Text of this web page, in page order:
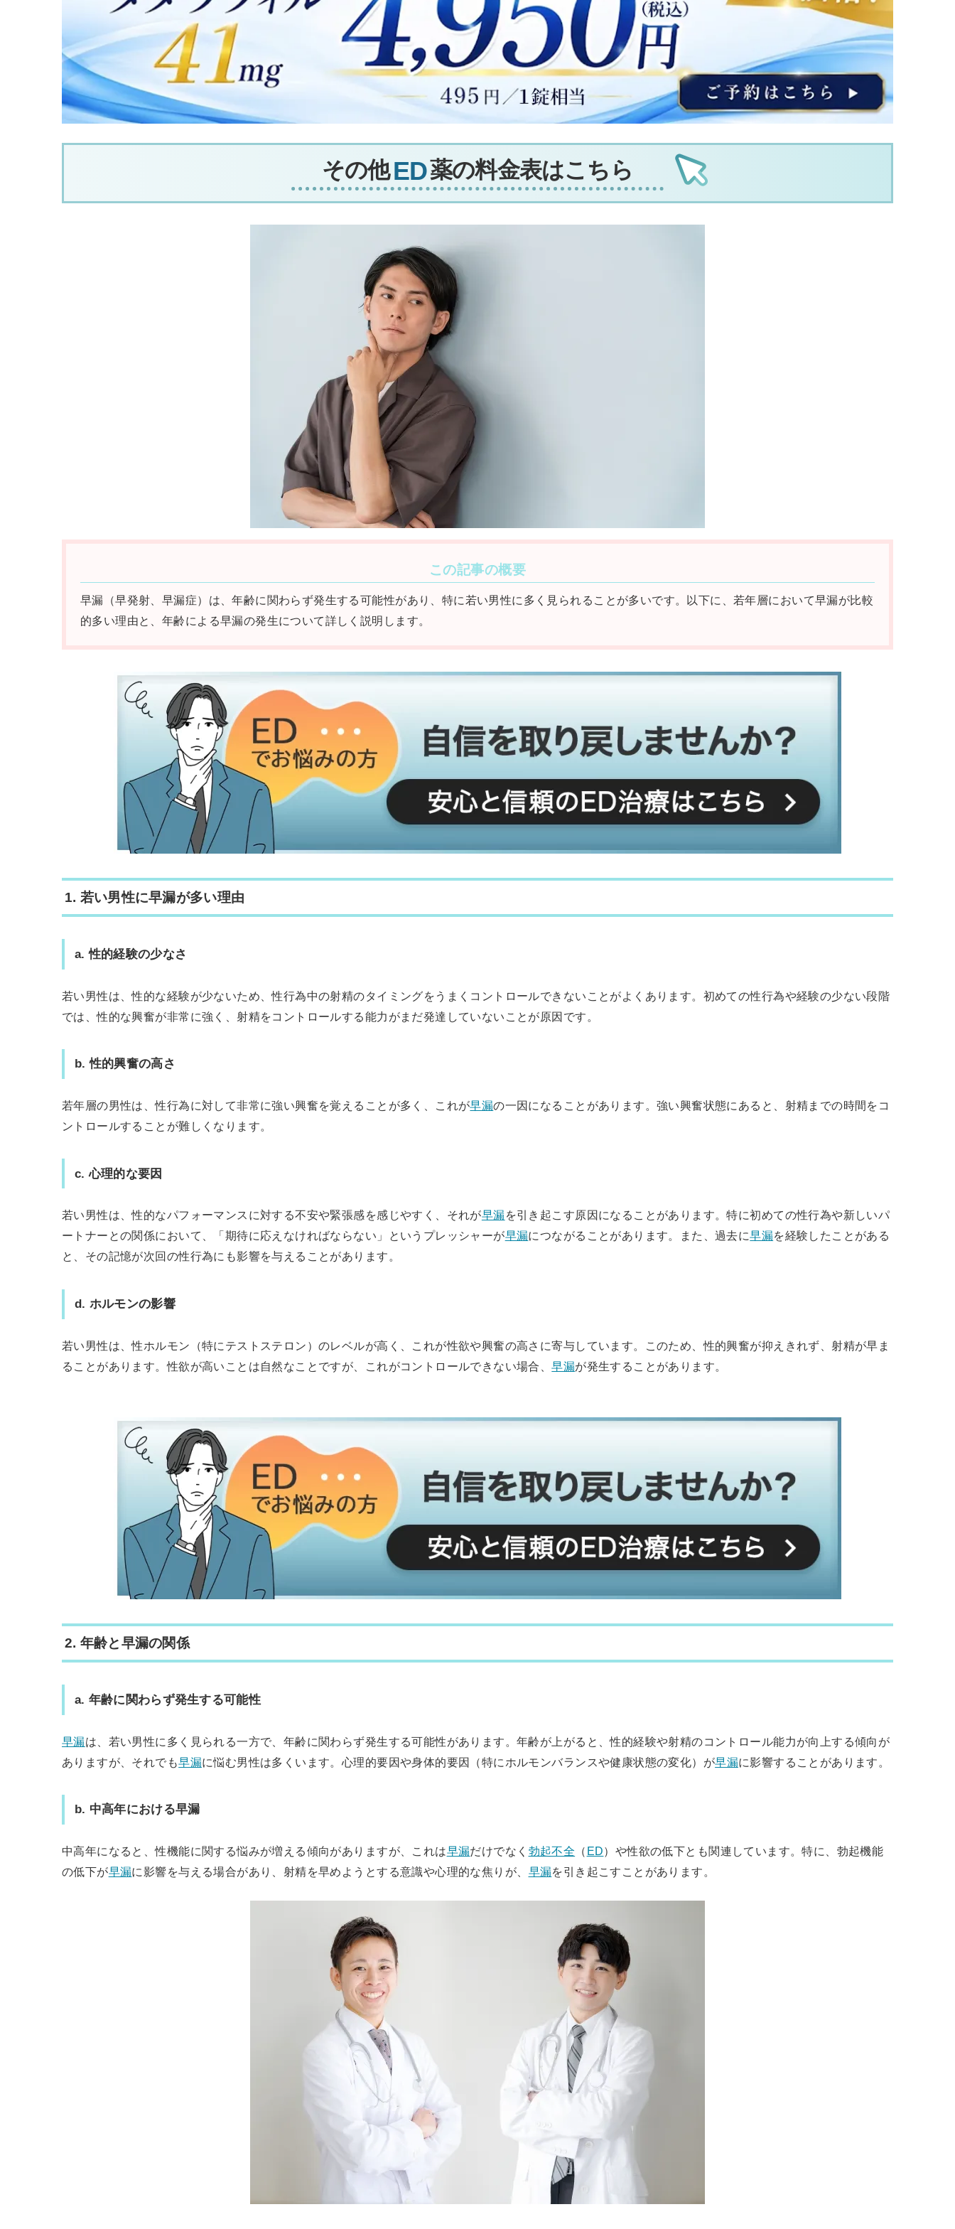
その他 薬の料金表はこちら
この記事の概要
早漏（早発射、早漏症）は、年齢に関わらず発生する可能性があり、特に若い男性に多く見られることが多いです。以下に、若年層において早漏が比較
的多い理由と、年齢による早漏の発生について詳しく説明します。
1. 若い男性に早漏が多い理由
a.性的経験の少なさ
若い男性は、性的な経験が少ないため、性行為中の射精のタイミングをうまくコントロールできないことがよくあります。初めての性行為や経験の少ない段階
では、性的な興奮が非常に強く、射精をコントロールする能力がまだ発達していないことが原因です。
b.性的興奮の高さ
若年層の男性は、性行為に対して非常に強い興奮を覚えることが多く、これが早漏の一因になることがあります。強い興奮状態にあると、射精までの時間をコ
ントロールすることが難しくなります。
c.心理的な要因
若い男性は、性的なパフォーマンスに対する不安や緊張感を感じやすく、それが早漏を引き起こす原因になることがあります。特に初めての性行為や新しいパ
ートナーとの関係において、「期待に応えなければならない」というプレッシャーが早漏につながることがあります。また、過去に早漏を経験したことがある
と、その記憶が次回の性行為にも影響を与えることがあります。
d. ホルモンの影響
若い男性は、性ホルモン（特にテストステロン）のレベルが高く、これが性欲や興奮の高さに寄与しています。このため、性的興奮が抑えきれず、射精が早ま
ることがあります。性欲が高いことは自然なことですが、これがコントロールできない場合、早漏が発生することがあります。
2. 年齢と早漏の関係
a. 年齢に関わらず発生する可能性
早漏は、若い男性に多く見られる一方で、年齢に関わらず発生する可能性があります。年齢が上がると、性的経験や射精のコントロール能力が向上する傾向が
ありますが、それでも早漏に悩む男性は多くいます。心理的要因や身体的要因（特にホルモンバランスや健康状態の変化）が早漏に影響することがあります。
b. 中高年における早漏
中高年になると、性機能に関する悩みが増える傾向がありますが、これは早漏だけでなく 勃起不全 （ ED）や性欲の低下とも関連しています。特に、勃起機能
の低下が早漏に影響を与える場合があり、射精を早めようとする意識や心理的な焦りが、 早漏を引き起こすことがあります。